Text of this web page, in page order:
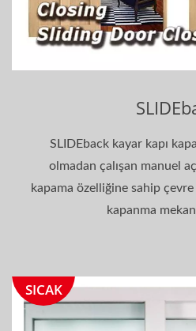
SLIDEback kayar kapı
olmadan çalışan manuel
kapama özelliğine sahip
kapanma
SICAK